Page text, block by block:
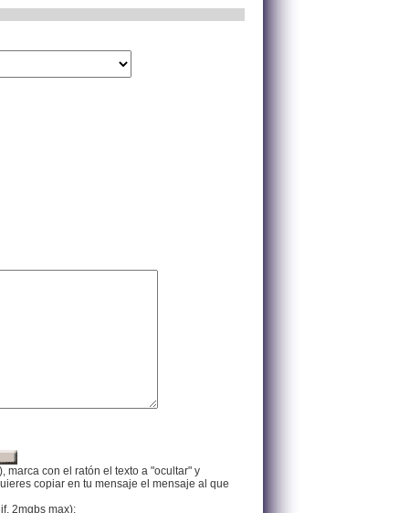
con el ratón el texto a "ocultar" y
copiar en tu mensaje el mensaje al que
2mgbs max):